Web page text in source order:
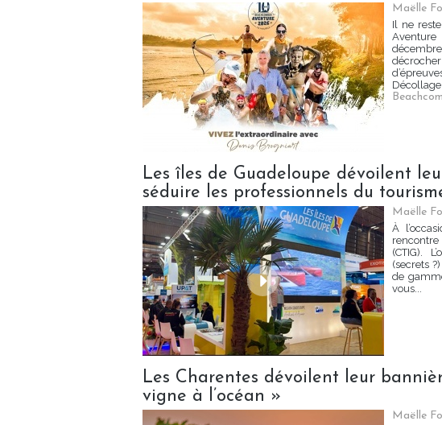
Maëlle
Il ne
Décollage
Les îles de Guadeloupe dévoilent
séduire les professionnels du
Maëlle
À
(CTIG).
(secrets
de
vous...
Les Charentes dévoilent leur
vigne à l’océan »
Maëlle